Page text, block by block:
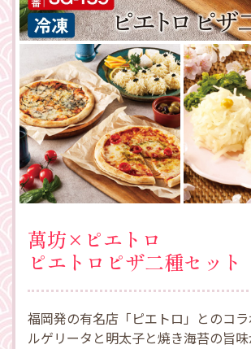
萬坊×ピエトロ
ピエトロピザ二種セット
福岡発の有名店「ピエトロ」とのコ
ルゲリータと明太子と焼き海苔の旨